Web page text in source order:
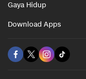
Gaya Hidup
Download Apps